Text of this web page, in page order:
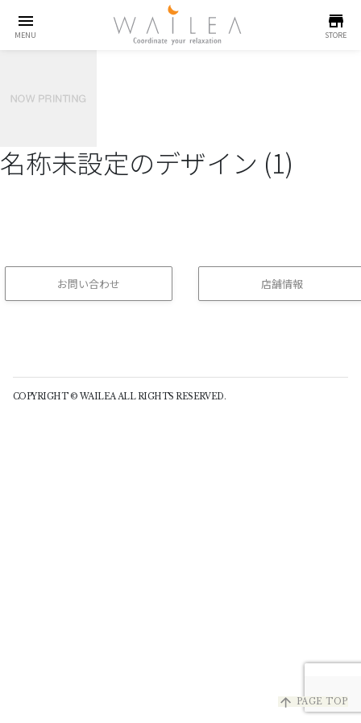
menu
MENU
store
STORE
名称未設定のデザイン (1)
お問い合わせ 店舗情報
arrow_upward PAGE TOP
COPYRIGHT © WAILEA ALL RIGHTS RESERVED.